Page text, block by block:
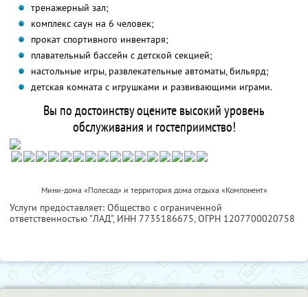
тренажерный зал;
комплекс саун на 6 человек;
прокат спортивного инвентаря;
плавательный бассейн с детской секцией;
настольные игры, развлекательные автоматы, бильярд;
детская комната с игрушками и развивающими играми.
Вы по достоинству оцените высокий уровень
обслуживания и гостеприимство!
Мини-дома «Полесад» и территория дома отдыха «Компонент»
Услуги предоставляет: Общество с ограниченной
ответственностью "ЛАД", ИНН 7735186675, ОГРН 1207700020758